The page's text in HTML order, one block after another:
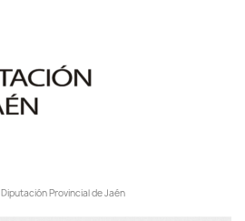
Provincial de Jaén